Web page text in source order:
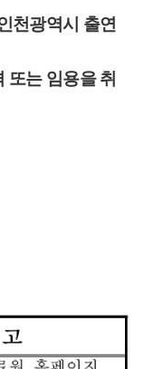
천광역시 출연
또는 임용을 취